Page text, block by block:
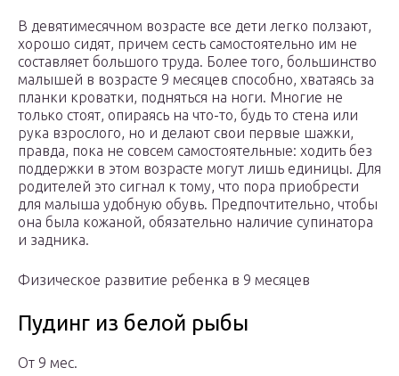
В девятимесячном возрасте все дети легко ползают,
хорошо сидят, причем сесть самостоятельно им не
составляет большого труда. Более того, большинство
малышей в возрасте 9 месяцев способно, хватаясь за
планки кроватки, подняться на ноги. Многие не
только стоят, опираясь на что-то, будь то стена или
рука взрослого, но и делают свои первые шажки,
правда, пока не совсем самостоятельные: ходить без
поддержки в этом возрасте могут лишь единицы. Для
родителей это сигнал к тому, что пора приобрести
для малыша удобную обувь. Предпочтительно, чтобы
она была кожаной, обязательно наличие супинатора
и задника.
Физическое развитие ребенка в 9 месяцев
Пудинг из белой рыбы
От 9 мес.